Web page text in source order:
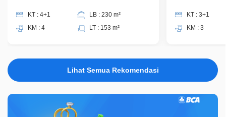
KT : 4+1
KM : 4
LB : 230 m²
LT : 153 m²
KT : 3+1
KM : 3
Lihat Semua Rekomendasi